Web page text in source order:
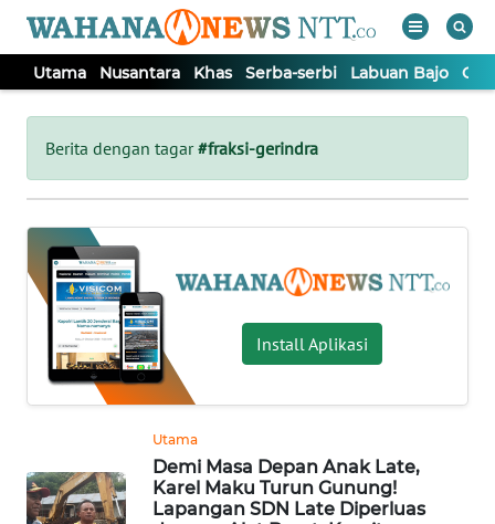
Utama Nusantara Khas Serba-serbi Labuan Bajo
Berita dengan tagar#fraksi-gerindra
Install Aplikasi
Utama
Demi Masa Depan Anak Late,
Karel Maku Turun Gunung!
Lapangan SDN Late Diperluas
Tutup
UTAMA
NUSANTARA
KHAS
SERBA-
SERBI
LABUAN
BAJO